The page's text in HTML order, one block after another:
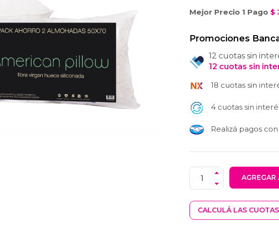
Mejor Precio 1 Pago $
Promociones
12 cuotas sin
12 cuotas sin
18 cuotas sin
4 cuotas sin
Realizá pagos
CALCULÁ LAS CUOTAS